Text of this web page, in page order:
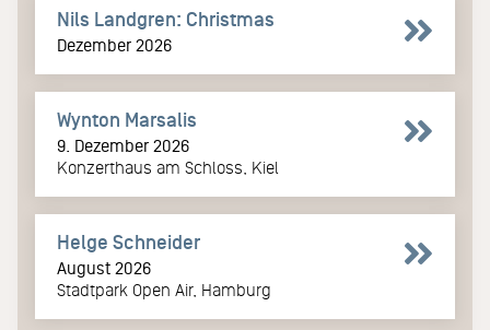
Nils Landgren: Christmas
Dezember 2026
Wynton Marsalis
9. Dezember 2026
Konzerthaus am Schloss, Kiel
Helge Schneider
August 2026
Stadtpark Open Air, Hamburg